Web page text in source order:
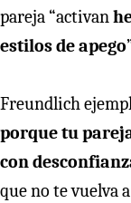
pareja “activan
estilos de apego
Freundlich
porque tu
con
que no te vuelva